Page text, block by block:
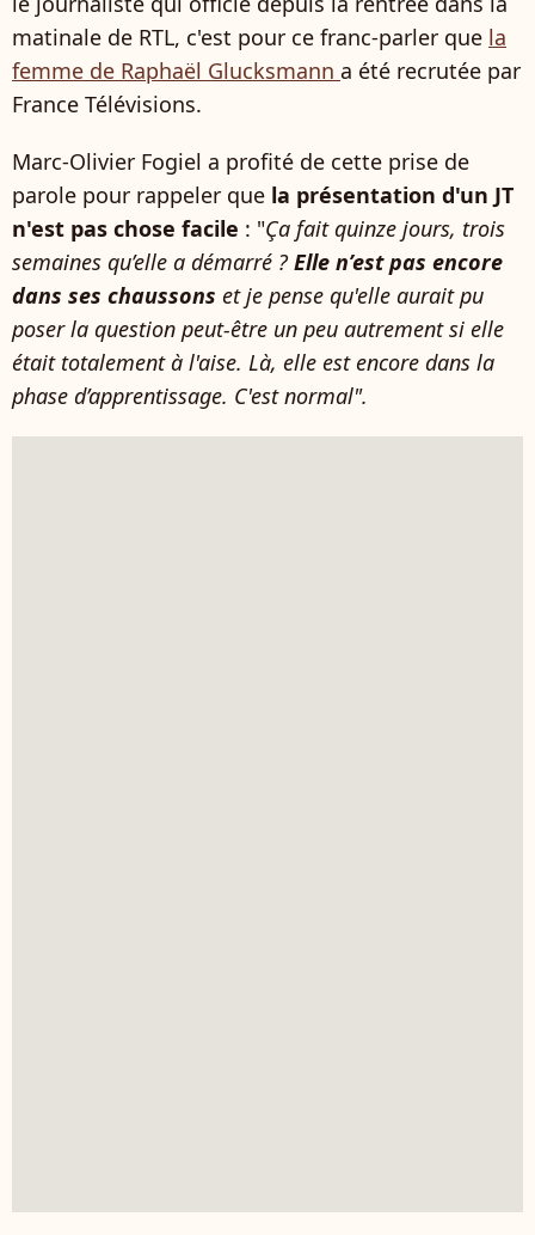
matinale de RTL, c'est pour ce franc-parler que la
femme de Raphaël Glucksmann a été recrutée par
France Télévisions.
Marc-Olivier Fogiel a profité de cette prise de
parole pour rappeler que la présentation d'un JT
n'est pas chose facile : "Ça fait quinze jours, trois
semaines qu’elle a démarré ?Elle n’est pas encore
dans ses chaussons et je pense qu'elle aurait pu
poser la question peut-être un peu autrement si elle
était totalement à l'aise. Là, elle est encore dans la
phase d’apprentissage. C'est normal".